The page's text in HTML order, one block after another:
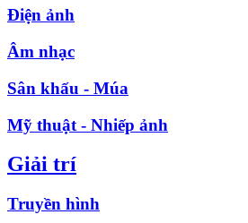
Điện ảnh
Âm nhạc
Sân khấu - Múa
Mỹ thuật - Nhiếp ảnh
Giải trí
Truyền hình